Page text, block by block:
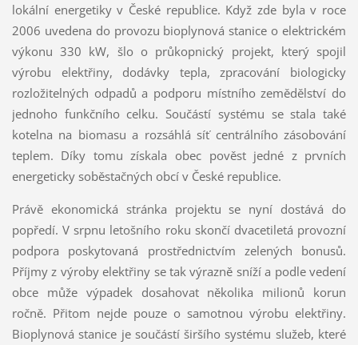
lokální energetiky v České republice. Když zde byla v roce
2006 uvedena do provozu bioplynová stanice o elektrickém
výkonu 330 kW, šlo o průkopnický projekt, který spojil
výrobu elektřiny, dodávky tepla, zpracování biologicky
rozložitelných odpadů a podporu místního zemědělství do
jednoho funkčního celku. Součástí systému se stala také
kotelna na biomasu a rozsáhlá síť centrálního zásobování
teplem. Díky tomu získala obec pověst jedné z prvních
energeticky soběstačných obcí v České republice.
Právě ekonomická stránka projektu se nyní dostává do
popředí. V srpnu letošního roku skončí dvacetiletá provozní
podpora poskytovaná prostřednictvím zelených bonusů.
Příjmy z výroby elektřiny se tak výrazně sníží a podle vedení
obce může výpadek dosahovat několika milionů korun
ročně. Přitom nejde pouze o samotnou výrobu elektřiny.
Bioplynová stanice je součástí širšího systému služeb, které